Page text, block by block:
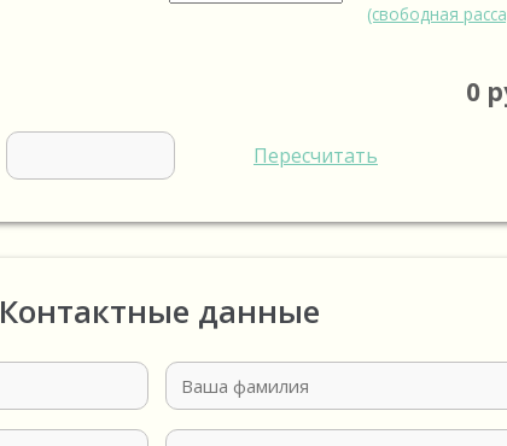
(свободная
0
Пересчитать
Контактные данные